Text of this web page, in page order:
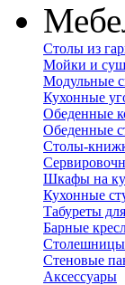
Столы из
Мойки и
Модульные
Кухонные
Обеденные
Обеденные
Столы-
Шкафы на
Кухонные
Табуреты
Барные
Столешницы
Стеновые
Аксессуары